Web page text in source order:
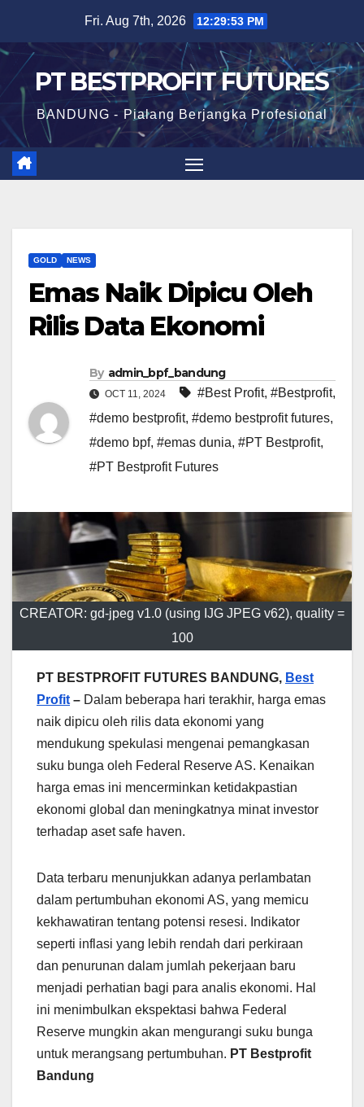
content
Fri. Aug 7th, 2026 12:29:54 PM
PT BESTPROFIT FUTURES
BANDUNG - Pialang Berjangka Profesional
GOLD NEWS
Emas Naik Dipicu Oleh
Rilis Data Ekonomi
By admin_bpf_bandung
OCT 11, 2024 #Best Profit, #Bestprofit,
#demo bestprofit, #demo bestprofit futures,
#demo bpf, #emas dunia, #PT Bestprofit,
#PT Bestprofit Futures
CREATOR: gd-jpeg v1.0 (using IJG JPEG v62), quality =
100
PT BESTPROFIT FUTURES BANDUNG, Best
Profit – Dalam beberapa hari terakhir, harga emas
naik dipicu oleh rilis data ekonomi yang
mendukung spekulasi mengenai pemangkasan
suku bunga oleh Federal Reserve AS. Kenaikan
harga emas ini mencerminkan ketidakpastian
ekonomi global dan meningkatnya minat investor
terhadap aset safe haven.
Data terbaru menunjukkan adanya perlambatan
dalam pertumbuhan ekonomi AS, yang memicu
kekhawatiran tentang potensi resesi. Indikator
seperti inflasi yang lebih rendah dari perkiraan
dan penurunan dalam jumlah pekerjaan baru
menjadi perhatian bagi para analis ekonomi. Hal
ini menimbulkan ekspektasi bahwa Federal
Reserve mungkin akan mengurangi suku bunga
untuk merangsang pertumbuhan. PT Bestprofit
Bandung